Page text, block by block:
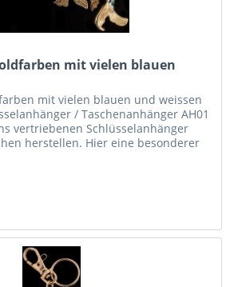
mit vielen blauen
mit vielen blauen und weissen
/ Taschenanhänger AH01
vertriebenen Schlüsselanhänger
herstellen. Hier eine besonderer